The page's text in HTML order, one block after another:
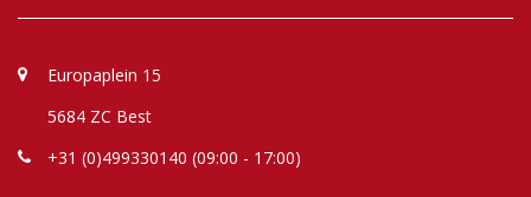
Europaplein 15
5684 ZC Best
+31 (0)499330140 (09:00 - 17:00)